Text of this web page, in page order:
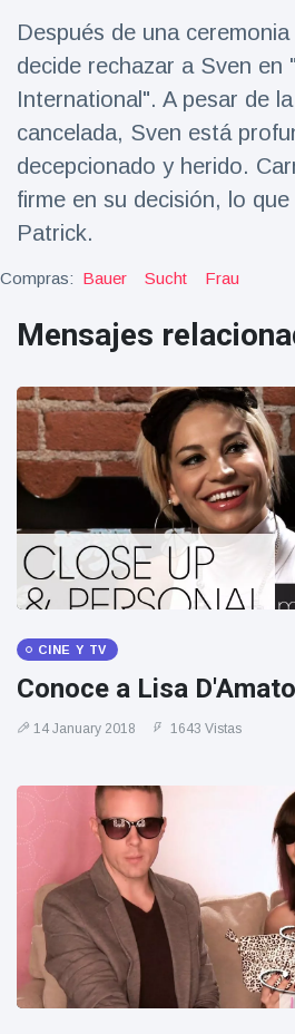
Salud y forma física
Viajes y Aventura
(77)
Últimas noticias
SKAI News
Halloween -
31 de
Vistas
Großmutter
feiert ihren
99.
Geburtstag
und tanzt
zu
Mariachi-
Band
8 May
1133
Vistas
Después de una
decide rechazar a Sven en
International". A pesar de
cancelada, Sven está
decepcionado y herido.
firme en su decisión, lo
Patrick.
Compras: Bauer Sucht Frau
Mensajes
CINE Y TV
Conoce a Lisa D'Amato
14 January 2018 1643 Vistas